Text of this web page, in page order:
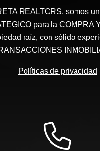
REALTORS, somos
para la COMPRA
raíz, con sólida
Políticas de privacidad